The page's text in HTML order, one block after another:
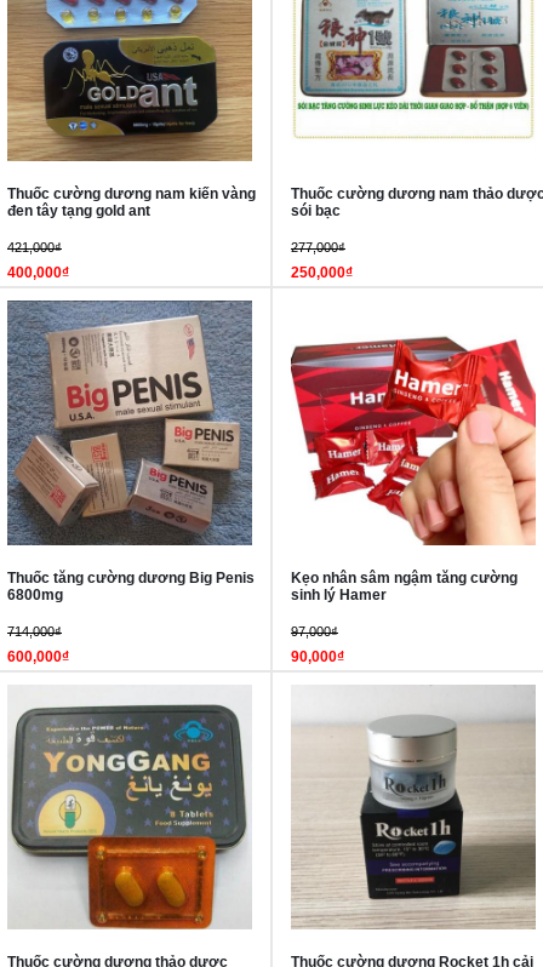
Thuốc cường dương nam kiến vàng
đen tây tạng gold ant
421,000₫
400,000₫
Thuốc cường dương nam thảo
sói bạc
277,000₫
250,000₫
Thuốc tăng cường dương Big Penis
6800mg
714,000₫
600,000₫
Kẹo nhân sâm ngậm tăng cường
sinh lý Hamer
97,000₫
90,000₫
Thuốc cường dương thảo dược
Thuốc cường dương Rocket 1h cải